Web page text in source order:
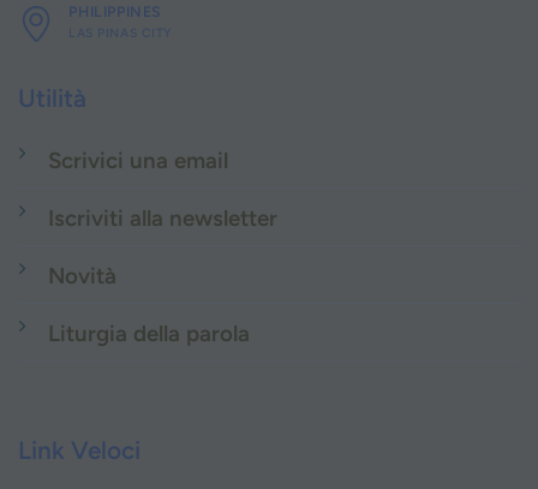
PHILIPPINES
LAS PINAS CITY
Utilità
Scrivici una email
Iscriviti alla newsletter
Novità
Liturgia della parola
Link Veloci